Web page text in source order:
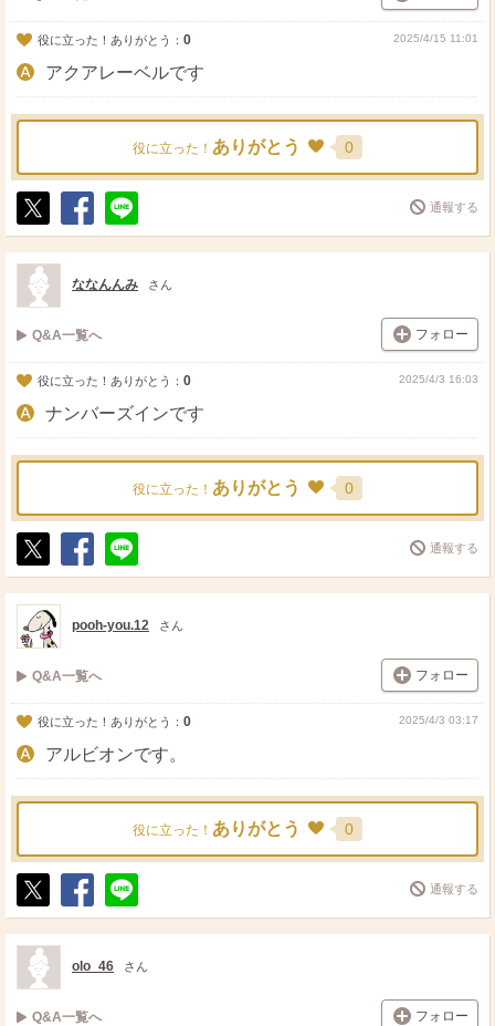
役に立った！ありがとう： 0 2025/4/15 11:01
アクアレーベルです
役に立った！ ありがとう 0
ポ
ス
ト
シ
ェ
送
る
通報する
ななんんみ さん
Q&A一覧へ フォロー
役に立った！ありがとう： 0 2025/4/3 16:03
ナンバーズインです
役に立った！ ありがとう 0
ポ
ス
ト
シ
ェ
送
る
通報する
pooh-you.12 さん
Q&A一覧へ フォロー
役に立った！ありがとう： 0 2025/4/3 03:17
アルビオンです。
役に立った！ ありがとう 0
ポ
ス
ト
シ
ェ
送
る
通報する
olo_46 さん
Q&A一覧へ フォロー